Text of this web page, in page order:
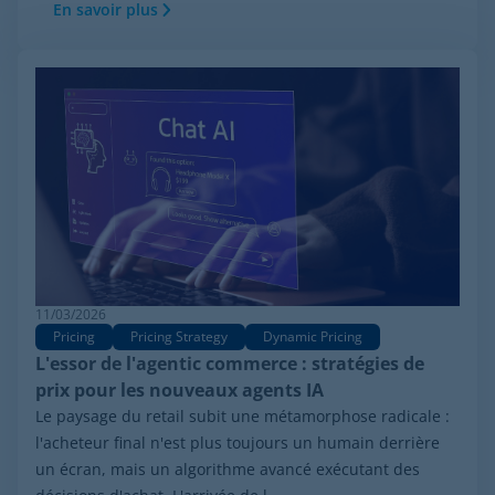
En savoir plus
11/03/2026
Pricing
Pricing Strategy Dynamic Pricing
L'essor de l'agentic commerce : stratégies de
prix pour les nouveaux agents IA
Le paysage du retail subit une métamorphose radicale :
l'acheteur final n'est plus toujours un humain derrière
un écran, mais un algorithme avancé exécutant des